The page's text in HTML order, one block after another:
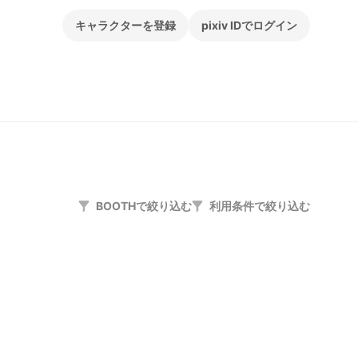
キャラクターを登録 pixiv IDでログイン
BOOTHで絞り込む 利用条件で絞り込む